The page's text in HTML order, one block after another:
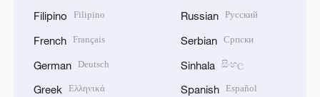
Filipino Filipino
French Français
German Deutsch
Greek Ελληνικά
Russian Русский
Serbian Српски
Sinhala සිංහල
Spanish Español